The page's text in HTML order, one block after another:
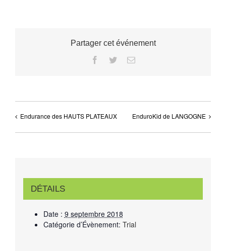
Partager cet événement
Facebook
TwitterEmail
Endurance des HAUTS PLATEAUX EnduroKid de LANGOGNE
DÉTAILS
Date : 9 septembre 2018
Catégorie d’Évènement: Trial